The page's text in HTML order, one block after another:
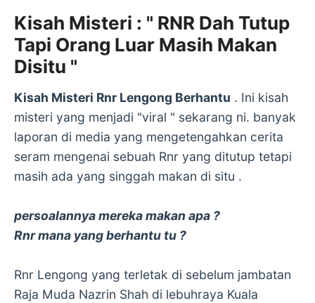
Kisah Misteri : " RNR Dah Tutup
Tapi Orang Luar Masih Makan
Disitu "
Kisah Misteri Rnr Lengong Berhantu . Ini kisah
misteri yang menjadi "viral " sekarang ni. banyak
laporan di media yang mengetengahkan cerita
seram mengenai sebuah Rnr yang ditutup tetapi
masih ada yang singgah makan di situ .
persoalannya mereka makan apa ?
Rnr mana yang berhantu tu ?
Rnr Lengong yang terletak di sebelum jambatan
Raja Muda Nazrin Shah di lebuhraya Kuala